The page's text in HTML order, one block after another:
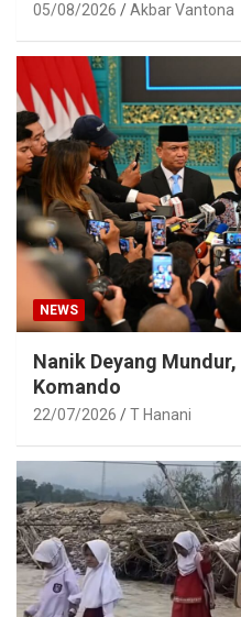
05/08/2026 Akbar Vantona
NEWS
Nanik Deyang
Komando
22/07/2026 T Hanani